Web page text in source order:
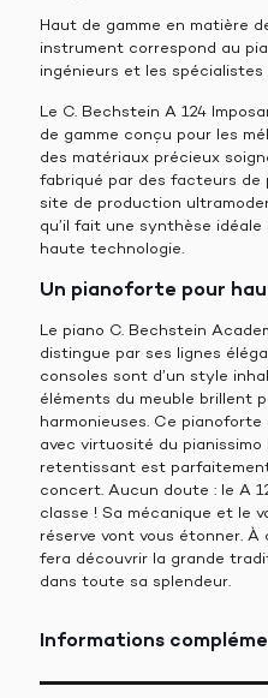
Haut de gamme en matière
instrument correspond au
ingénieurs et les
Le C. Bechstein A 124
de gamme conçu pour les
des matériaux précieux
fabriqué par des facteurs de
site de production
qu’il fait une synthèse
haute technologie.
Un pianoforte pour
Le piano C. Bechstein
distingue par ses lignes
consoles sont d’un style
éléments du meuble brillent
harmonieuses. Ce
avec virtuosité du
retentissant est
concert. Aucun doute : le A
classe ! Sa mécanique et le
réserve vont vous étonner. À
fera découvrir la grande
dans toute sa splendeur.
Informations